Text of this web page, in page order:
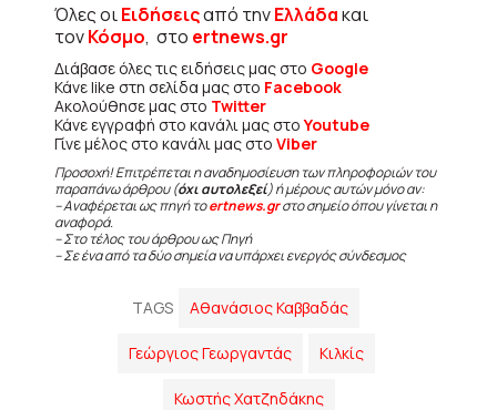
Όλες οιΕιδήσειςαπό τηνΕλλάδακαι
τονΚόσμο, στο ertnews.gr
Διάβασε όλες τις ειδήσεις μας στο Google
Κάνε like στη σελίδα μας στο Facebook
Ακολούθησε μας στο Twitter
Κάνε εγγραφή στο κανάλι μας στοYoutube
Γίνε μέλος στο κανάλι μας στο Viber
Προσοχή! Επιτρέπεται η αναδημοσίευση των πληροφοριών του
παραπάνω άρθρου (όχι αυτολεξεί) ή μέρους αυτών μόνο αν:
– Αναφέρεται ως πηγή τοertnews.grστο σημείο όπου γίνεται η
αναφορά.
– Στο τέλος του άρθρου ως Πηγή
– Σε ένα από τα δύο σημεία να υπάρχει ενεργός σύνδεσμος
TAGS Αθανάσιος Καββαδάς
Γεώργιος Γεωργαντάς Κιλκίς
Κωστής Χατζηδάκης